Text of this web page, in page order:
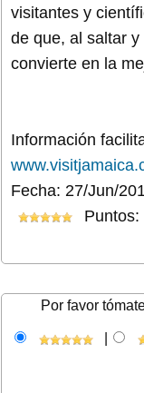
visitantes y
de que, al saltar
convierte en la
Información
Fecha: 27/Jun/
Puntos:
Por favor